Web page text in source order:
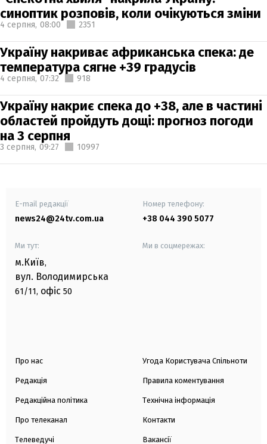
синоптик розповів, коли очікуються зміни
4 серпня, 08:00 2351
Україну накриває африканська спека: де
температура сягне +39 градусів
4 серпня, 07:32 918
Україну накриє спека до +38, але в частині
областей пройдуть дощі: прогноз погоди
на 3 серпня
3 серпня, 09:27 10997
E-mail редакції
news24@24tv.com.ua
Номер телефону:
+38 044 390 5077
Ми тут:
м.Київ,
вул. Володимирська
61/11, офіс 50
Ми в соцмережах:
Про нас
Редакція
Редакційна політика
Про телеканал
Телеведучі
Угода Користувача Спільноти
Правила коментування
Технічна інформація
Контакти
Вакансії